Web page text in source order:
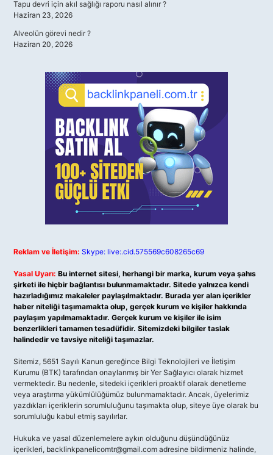
Tapu devri için akıl sağlığı raporu nasıl alınır ?
Haziran 23, 2026
Alveolün görevi nedir ?
Haziran 20, 2026
Reklam ve İletişim: Skype: live:.cid.575569c608265c69
Yasal Uyarı: Bu internet sitesi, herhangi bir marka, kurum veya şahıs
şirketi ile hiçbir bağlantısı bulunmamaktadır. Sitede yalnızca kendi
hazırladığımız makaleler paylaşılmaktadır. Burada yer alan içerikler
haber niteliği taşımamakta olup, gerçek kurum ve kişiler hakkında
paylaşım yapılmamaktadır. Gerçek kurum ve kişiler ile isim
benzerlikleri tamamen tesadüfidir. Sitemizdeki bilgiler taslak
halindedir ve tavsiye niteliği taşımazlar.
Sitemiz, 5651 Sayılı Kanun gereğince Bilgi Teknolojileri ve İletişim
Kurumu (BTK) tarafından onaylanmış bir Yer Sağlayıcı olarak hizmet
vermektedir. Bu nedenle, sitedeki içerikleri proaktif olarak denetleme
veya araştırma yükümlülüğümüz bulunmamaktadır. Ancak, üyelerimiz
yazdıkları içeriklerin sorumluluğunu taşımakta olup, siteye üye olarak bu
sorumluluğu kabul etmiş sayılırlar.
Hukuka ve yasal düzenlemelere aykırı olduğunu düşündüğünüz
içerikleri, backlinkpanelicomtr@gmail.com adresine bildirmeniz halinde,